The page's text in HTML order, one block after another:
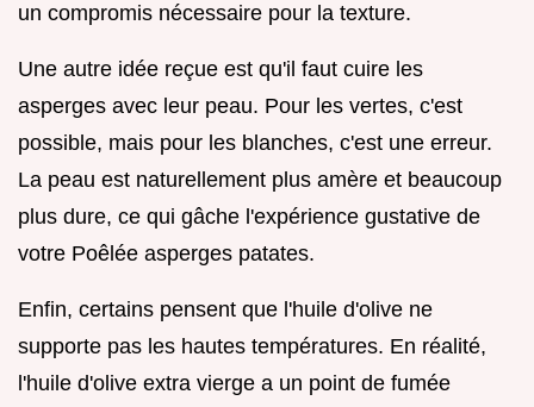
un compromis nécessaire pour la texture.
Une autre idée reçue est qu'il faut cuire les
asperges avec leur peau. Pour les vertes, c'est
possible, mais pour les blanches, c'est une erreur.
La peau est naturellement plus amère et beaucoup
plus dure, ce qui gâche l'expérience gustative de
votre Poêlée asperges patates.
Enfin, certains pensent que l'huile d'olive ne
supporte pas les hautes températures. En réalité,
l'huile d'olive extra vierge a un point de fumée